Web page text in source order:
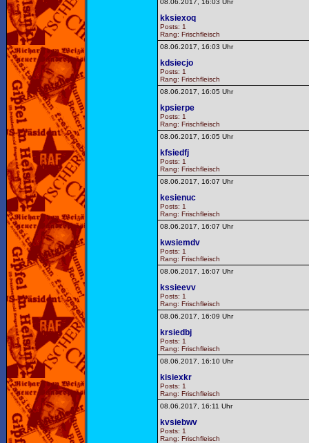
08.06.2017, 16:03 Uhr
kksiexoq
Posts: 1
Rang: Frischfleisch
08.06.2017, 16:03 Uhr
kdsiecjo
Posts: 1
Rang: Frischfleisch
08.06.2017, 16:05 Uhr
kpsierpe
Posts: 1
Rang: Frischfleisch
08.06.2017, 16:05 Uhr
kfsiedfj
Posts: 1
Rang: Frischfleisch
08.06.2017, 16:07 Uhr
kesienuc
Posts: 1
Rang: Frischfleisch
08.06.2017, 16:07 Uhr
kwsiemdv
Posts: 1
Rang: Frischfleisch
08.06.2017, 16:07 Uhr
kssieevv
Posts: 1
Rang: Frischfleisch
08.06.2017, 16:09 Uhr
krsiedbj
Posts: 1
Rang: Frischfleisch
08.06.2017, 16:10 Uhr
kisiexkr
Posts: 1
Rang: Frischfleisch
08.06.2017, 16:11 Uhr
kvsiebwv
Posts: 1
Rang: Frischfleisch